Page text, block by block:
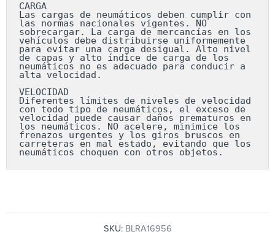
CARGA
Las cargas de neumáticos deben cumplir con
las normas nacionales vigentes. NO
sobrecargar. La carga de mercancías en los
vehículos debe distribuirse uniformemente
para evitar una carga desigual. Alto nivel
de capas y alto índice de carga de los
neumáticos no es adecuado para conducir a
alta velocidad.
VELOCIDAD
Diferentes límites de niveles de velocidad
con todo tipo de neumáticos, el exceso de
velocidad puede causar daños prematuros en
los neumáticos. NO acelere, minimice los
frenazos urgentes y los giros bruscos en
carreteras en mal estado, evitando que los
neumáticos choquen con otros objetos.
SKU: BLRA16956